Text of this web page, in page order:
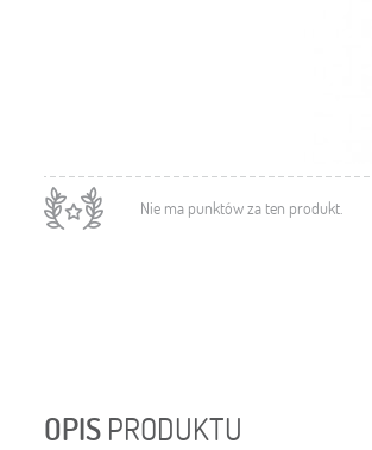
Nie ma punktów za ten produkt.
OPIS PRODUKTU